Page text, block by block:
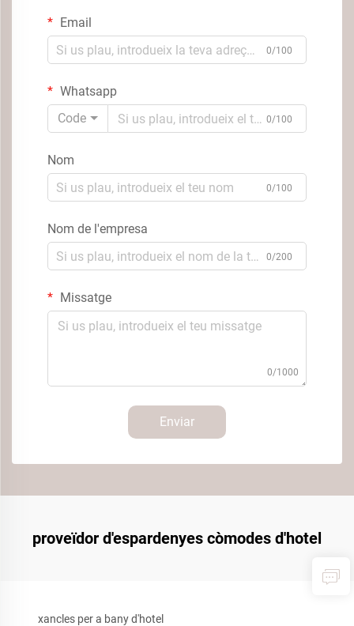
Email
0/100
Whatsapp
Code
0/100
Nom
0/100
Nom de l'empresa
0/200
Missatge
0/1000
Enviar
proveïdor d'espardenyes còmodes d'hotel
xancles per a bany d'hotel